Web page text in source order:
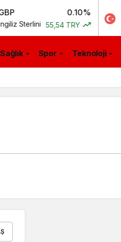
55,54 TRY
BIST
Bist 100
Sağlık Spor Teknoloji